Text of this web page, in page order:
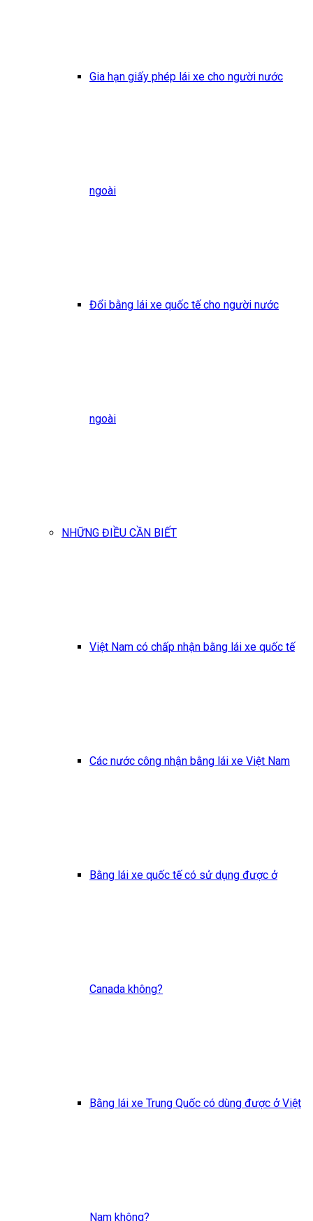
Gia hạn giấy phép lái xe cho người nước
ngoài
Đổi bằng lái xe quốc tế cho người nước
ngoài
NHỮNG ĐIỀU CẦN BIẾT
Việt Nam có chấp nhận bằng lái xe quốc tế
Các nước công nhận bằng lái xe Việt Nam
Bằng lái xe quốc tế có sử dụng được ở
Canada không?
Bằng lái xe Trung Quốc có dùng được ở Việt
Nam không?